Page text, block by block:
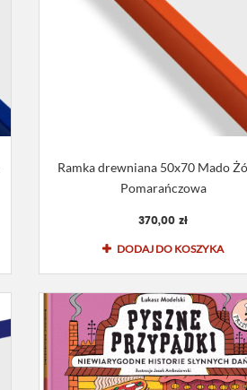
Ramka drewniana 50x70 Mado
Pomarańczowa
370,00 zł
DODAJ DO KOSZYKA